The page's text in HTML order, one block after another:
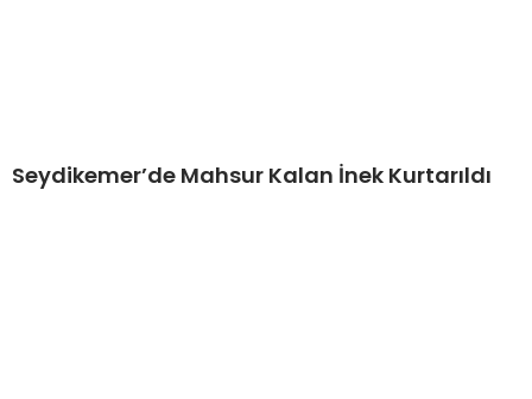
Seydikemer’de Mahsur Kalan İnek Kurtarıldı